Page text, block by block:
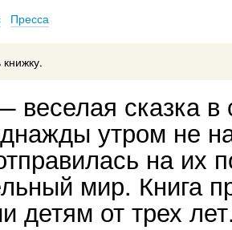
Пресса
книжку.
веселая сказка
утром не
на их
мир. Книга
детям от трех